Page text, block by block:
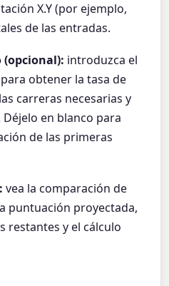
X.Y (por ejemplo,
de las entradas.
introduzca el
obtener la tasa de
carreras necesarias y
en blanco para
de las primeras
vea la comparación de
puntuación proyectada,
restantes y el cálculo